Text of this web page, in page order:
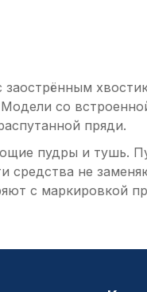
со
пряди.
пудры и тушь.
не
с маркировкой